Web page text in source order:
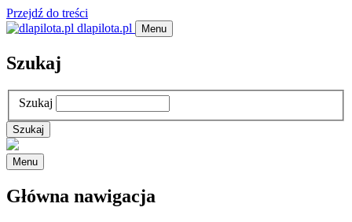
Przejdź do treści
dlapilota.pl
Menu
Szukaj
Szukaj
Menu
Główna nawigacja